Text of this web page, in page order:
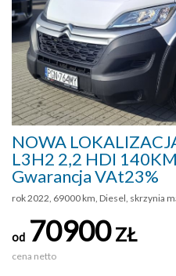
NOWA
L3H2 2,2 HDI
Gwarancja VAt23%
rok 2022, 69000 km, Diesel, skrzynia
od 70900ZŁ
cena netto